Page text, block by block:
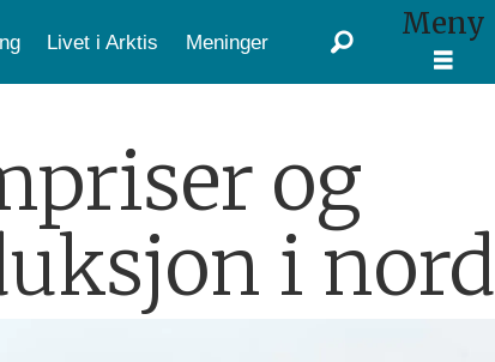
Livet i Arktis Meninger Meny
og
i nord